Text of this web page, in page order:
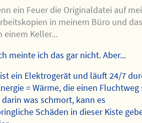
ein Feuer die Originaldatei auf
in meinem Büro und
einem Keller...
meinte ich das gar nicht. Aber...
ein Elektrogerät und läuft 24/7
= Wärme, die einen Fluchtweg
was schmort, kann es
Schäden in dieser Kiste